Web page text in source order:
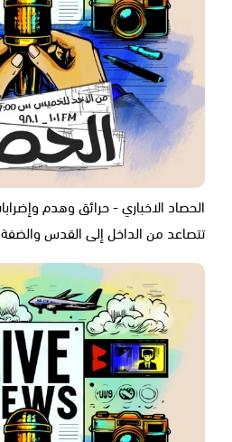
الحصاد الاخباري - حرائق وهدم
تتصاعد من الداخل إلى القدس والضفة -